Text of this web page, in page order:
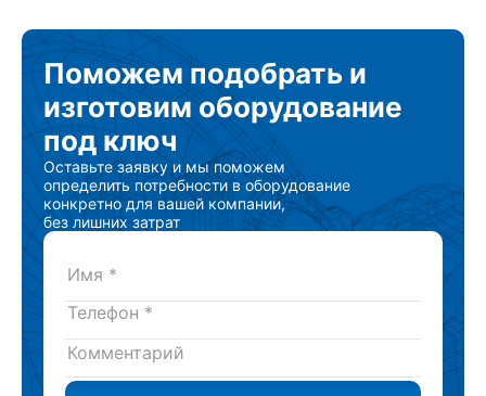
Поможем подобрать и
изготовимоборудование
под ключ
Оставьте заявку и мы поможем
определить потребности в оборудование
конкретно для вашей компании,
без лишних затрат